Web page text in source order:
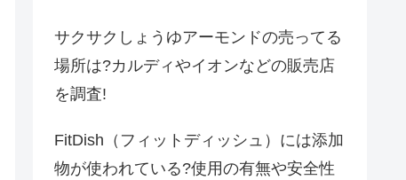
サクサクしょうゆアーモンドの売ってる
場所は?カルディやイオンなどの販売店
を調査!
FitDish（フィットディッシュ）には添加
物が使われている?使用の有無や安全性